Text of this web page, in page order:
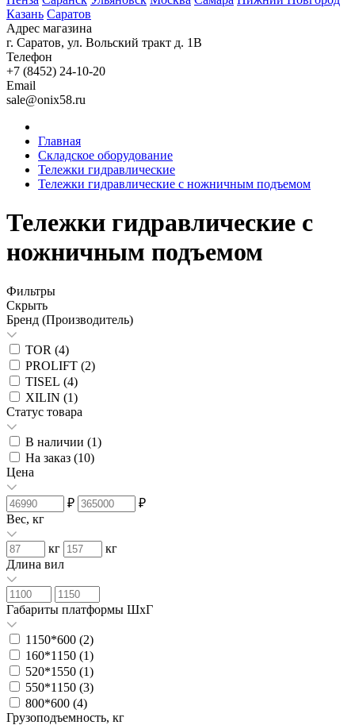
Казань Саратов
Адрес магазина
г. Саратов, ул. Вольский тракт д. 1В
Телефон
+7 (8452) 24-10-20
Email
sale@onix58.ru
Главная
Складское оборудование
Тележки гидравлические
Тележки гидравлические с ножничным подъемом
Тележки гидравлические с
ножничным подъемом
Фильтры
Скрыть
Бренд (Производитель)
TOR (4)
PROLIFT (2)
TISEL (4)
XILIN (1)
Статус товара
В наличии (1)
На заказ (10)
Цена
₽
₽
Вес, кг
кг
кг
Длина вил
Габариты платформы ШxГ
1150*600 (2)
160*1150 (1)
520*1550 (1)
550*1150 (3)
800*600 (4)
Грузоподъемность, кг